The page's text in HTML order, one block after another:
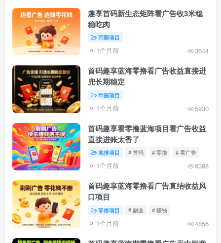
趣享首码新生态矩阵看广告收3米稳
稳吃肉
币圈项目
1个月前 3644
首码趣享蓝海零撸看广告收益直接进
兜长期稳定
币圈项目
1个月前 5930
首码趣享看零撸蓝海项目看广告收益
直接进账太香了
地推项目 # 首码 # 零撸 # 看广告
1个月前 6388
首码趣享蓝海零撸看广告直结收益风
口项目
零撸项目 # 副业 # 赚钱
1个月前 4856